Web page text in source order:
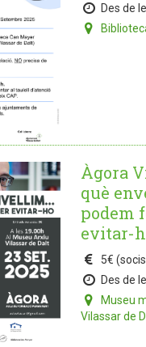
Des de
Àgora
què
podem
evitar-
5€
Des de
Museu
Vilassar de